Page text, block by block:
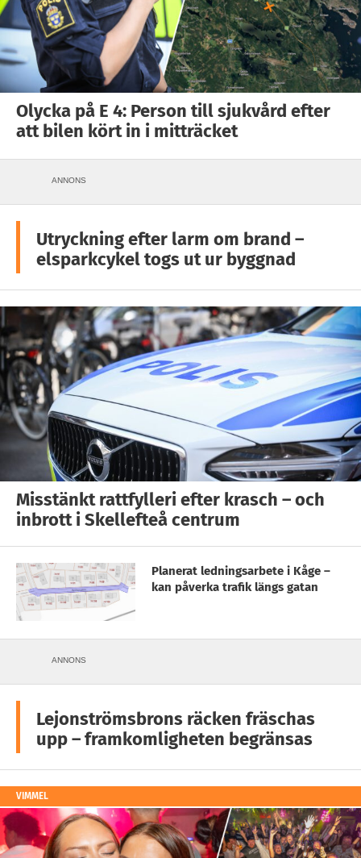
Olycka på E 4: Person till sjukvård efter
att bilen kört in i mitträcket
ANNONS
Utryckning efter larm om brand –
elsparkcykel togs ut ur byggnad
Misstänkt rattfylleri efter krasch – och
inbrott i Skellefteå centrum
Planerat ledningsarbete i Kåge –
kan påverka trafik längs gatan
ANNONS
Lejonströmsbrons räcken fräschas
upp – framkomligheten begränsas
VIMMEL